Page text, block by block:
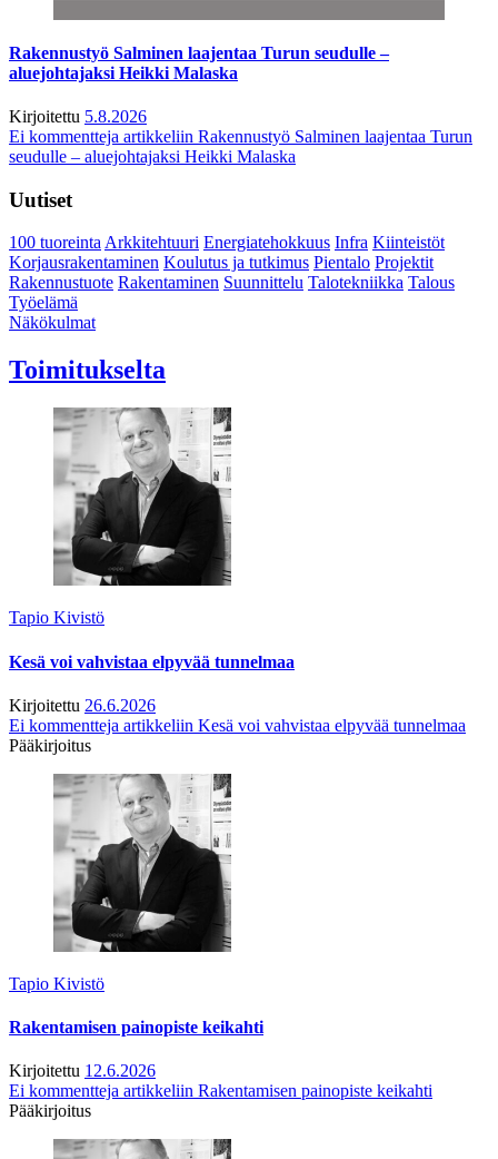
Rakennustyö Salminen laajentaa Turun seudulle –
aluejohtajaksi Heikki Malaska
Kirjoitettu 5.8.2026
Ei kommentteja artikkeliin Rakennustyö Salminen laajentaa Turun
seudulle – aluejohtajaksi Heikki Malaska
Uutiset
100 tuoreintaArkkitehtuuri Energiatehokkuus Infra Kiinteistöt
Korjausrakentaminen Koulutus ja tutkimus Pientalo Projektit
Rakennustuote Rakentaminen Suunnittelu Talotekniikka Talous
Työelämä
Näkökulmat
Toimitukselta
Tapio Kivistö
Kesä voi vahvistaa elpyvää tunnelmaa
Kirjoitettu 26.6.2026
Ei kommentteja artikkeliin Kesä voi vahvistaa elpyvää tunnelmaa
Pääkirjoitus
Tapio Kivistö
Rakentamisen painopiste keikahti
Kirjoitettu 12.6.2026
Ei kommentteja artikkeliin Rakentamisen painopiste keikahti
Pääkirjoitus